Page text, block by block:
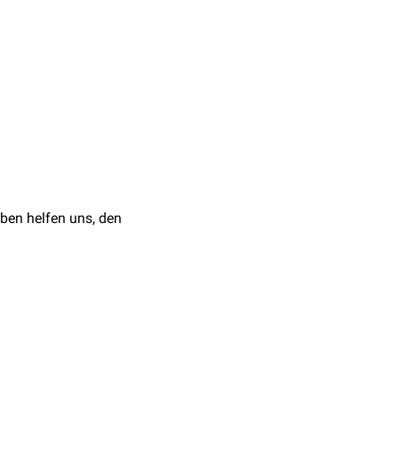
helfen uns, den